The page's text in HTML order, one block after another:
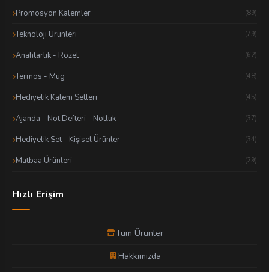
Promosyon Kalemler (89)
Teknoloji Ürünleri (79)
Anahtarlık - Rozet (62)
Termos - Mug (48)
Hediyelik Kalem Setleri (45)
Ajanda - Not Defteri - Notluk (37)
Hediyelik Set - Kişisel Ürünler (34)
Matbaa Ürünleri (29)
Hızlı Erişim
Tüm Ürünler
Hakkımızda